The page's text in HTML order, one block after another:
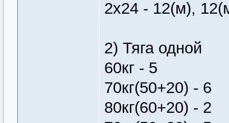
2х24 - 12(м),
2) Тяга одной
60кг - 5
70кг(50+20) - 6
80кг(60+20) - 2